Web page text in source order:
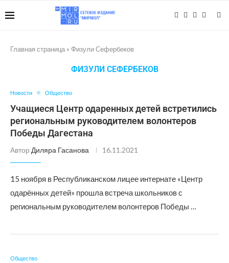
Главная страница » Физули Сефербеков
ФИЗУЛИ СЕФЕРБЕКОВ
Новости Общество
Учащиеся Центр одаренных детей встретились
региональным руководителем волонтеров
Победы Дагестана
Автор Диляра Гасанова 16.11.2021
15 ноября в Республиканском лицее интернате «Центр
одарённых детей» прошла встреча школьников с
региональным руководителем волонтеров Победы …
Общество